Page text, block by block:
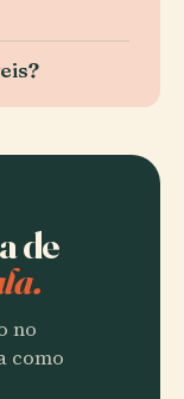
de
no
como